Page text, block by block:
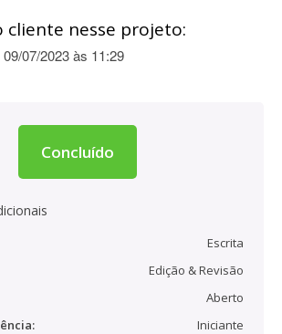
cliente nesse projeto:
09/07/2023 às 11:29
Concluído
Escrita
Edição & Revisão
Aberto
Iniciante